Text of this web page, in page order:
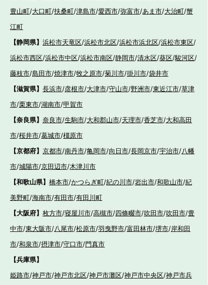
豊山町/大口町/扶桑町/津島市/愛西市/弥富市/あま市/大治町/蟹
江町
【静岡県】 浜松市天竜区/浜松市北区/浜松市浜北区/浜松市東区/
浜松市西区/浜松市中区/浜松市南区/静岡市/清水区/葵区/駿河区/
藤枝市/島田市/焼津市/牧之原市/菊川市/掛川市/袋井市
【滋賀県】 長浜市/彦根市/大津市/守山市/野洲市/東近江市/草津
市/栗東市/湖南市/甲賀市
【奈良県】 奈良市/生駒市/大和郡山市/天理市/香芝市/大和高田
市/桜井市/葛城市/橿原市
【京都府】 京都市/南丹市/亀岡市/向日市/長岡京市/宇治市/八幡
市/城陽市/京田辺市/木津川市
【和歌山県】 橋本市/かつらぎ町/紀の川市/岩出市/和歌山市/紀
美野町/海南市/有田市/有田川町
【大阪府】 枚方市/寝屋川市/高槻市/四條畷市/吹田市/吹田市/豊
中市/東大阪市/八尾市/松原市/羽曳野市/富田林市/堺市/岸和田
市/和泉市/摂津市/守口市/門真市
【兵庫県】
姫路市/神戸市/神戸市北区/神戸市灘区/神戸市中央区/神戸市兵